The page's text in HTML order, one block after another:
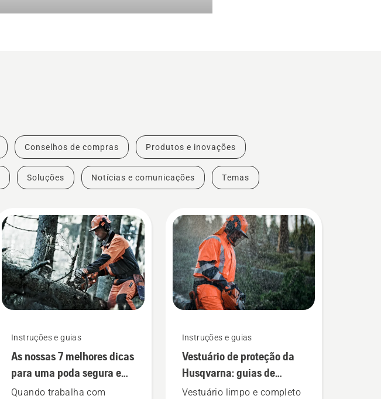
Conselhos de compras Produtos e inovações
Soluções Notícias e comunicações Temas
Instruções e guias
As nossas 7 melhores dicas
para uma poda segura e
eficiente
Quando trabalha com
Instruções e guias
Vestuário de proteção da
Husqvarna: guias de
lavagem e reparação
Vestuário limpo e completo